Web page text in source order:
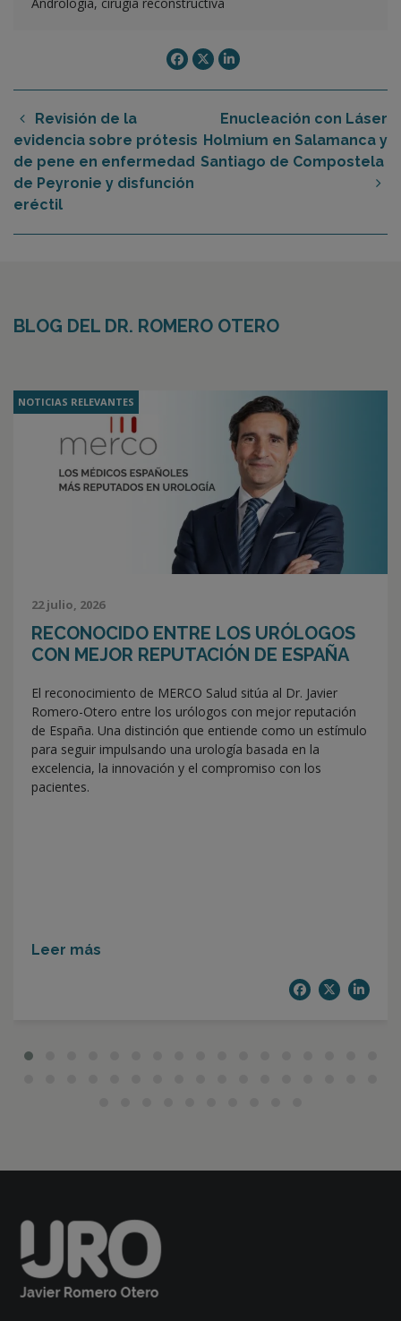
Revisión de la
evidencia sobre prótesis
de pene en enfermedad
de Peyronie y disfunción
eréctil
Enucleación con Láser
Holmium en Salamanca y
Santiago de Compostela
BLOG DEL DR. ROMERO OTERO
NOTICIAS RELEVANTES
22 julio, 2026
RECONOCIDO ENTRE LOS URÓLOGOS
CON MEJOR REPUTACIÓN DE ESPAÑA
El reconocimiento de MERCO Salud sitúa al Dr. Javier
Romero-Otero entre los urólogos con mejor reputación
de España. Una distinción que entiende como un estímulo
para seguir impulsando una urología basada en la
excelencia, la innovación y el compromiso con los
pacientes.
Leer más